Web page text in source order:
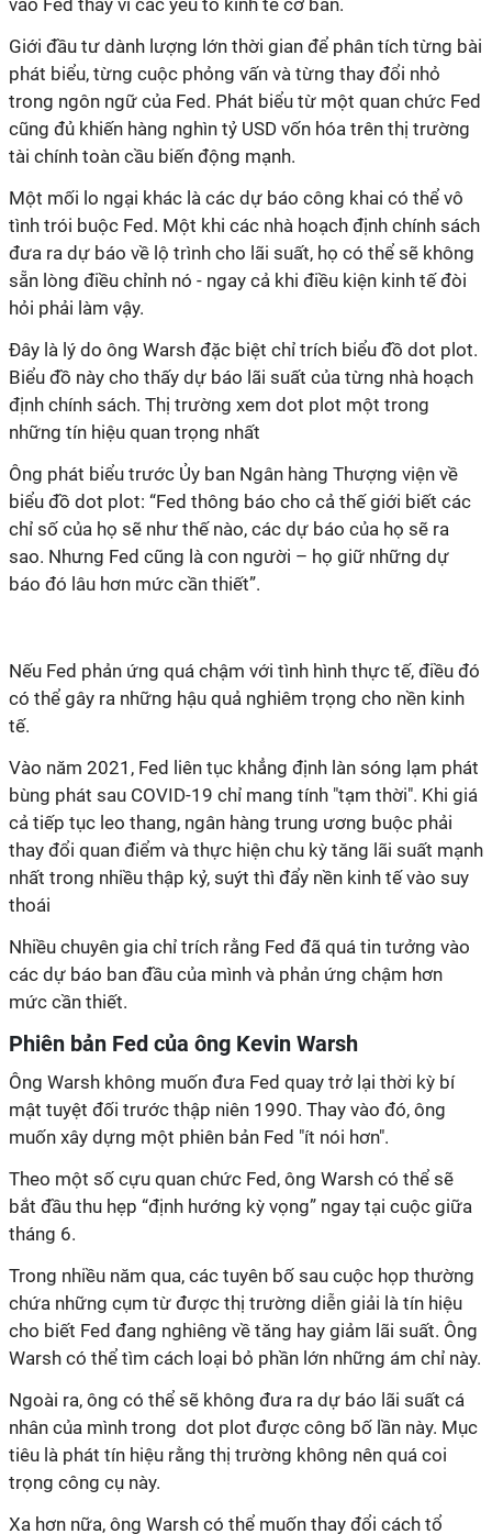
vào Fed thay vì các yếu tố kinh tế cơ bản.
Giới đầu tư dành lượng lớn thời gian để phân tích từng bài
phát biểu, từng cuộc phỏng vấn và từng thay đổi nhỏ
trong ngôn ngữ của Fed. Phát biểu từ một quan chức Fed
cũng đủ khiến hàng nghìn tỷ USD vốn hóa trên thị trường
tài chính toàn cầu biến động mạnh.
Một mối lo ngại khác là các dự báo công khai có thể vô
tình trói buộc Fed. Một khi các nhà hoạch định chính sách
đưa ra dự báo về lộ trình cho lãi suất, họ có thể sẽ không
sẵn lòng điều chỉnh nó - ngay cả khi điều kiện kinh tế đòi
hỏi phải làm vậy.
Đây là lý do ông Warsh đặc biệt chỉ trích biểu đồ dot plot.
Biểu đồ này cho thấy dự báo lãi suất của từng nhà hoạch
định chính sách. Thị trường xem dot plot một trong
những tín hiệu quan trọng nhất
Ông phát biểu trước Ủy ban Ngân hàng Thượng viện về
biểu đồ dot plot: “Fed thông báo cho cả thế giới biết các
chỉ số của họ sẽ như thế nào, các dự báo của họ sẽ ra
sao. Nhưng Fed cũng là con người – họ giữ những dự
báo đó lâu hơn mức cần thiết”.
Nếu Fed phản ứng quá chậm với tình hình thực tế, điều đó
có thể gây ra những hậu quả nghiêm trọng cho nền kinh
tế.
Vào năm 2021, Fed liên tục khẳng định làn sóng lạm phát
bùng phát sau COVID-19 chỉ mang tính "tạm thời". Khi giá
cả tiếp tục leo thang, ngân hàng trung ương buộc phải
thay đổi quan điểm và thực hiện chu kỳ tăng lãi suất mạnh
nhất trong nhiều thập kỷ, suýt thì đẩy nền kinh tế vào suy
thoái
Nhiều chuyên gia chỉ trích rằng Fed đã quá tin tưởng vào
các dự báo ban đầu của mình và phản ứng chậm hơn
mức cần thiết.
Phiên bản Fed của ông Kevin Warsh
Ông Warsh không muốn đưa Fed quay trở lại thời kỳ bí
mật tuyệt đối trước thập niên 1990. Thay vào đó, ông
muốn xây dựng một phiên bản Fed "ít nói hơn".
Theo một số cựu quan chức Fed, ông Warsh có thể sẽ
bắt đầu thu hẹp “định hướng kỳ vọng” ngay tại cuộc giữa
tháng 6.
Trong nhiều năm qua, các tuyên bố sau cuộc họp thường
chứa những cụm từ được thị trường diễn giải là tín hiệu
cho biết Fed đang nghiêng về tăng hay giảm lãi suất. Ông
Warsh có thể tìm cách loại bỏ phần lớn những ám chỉ này.
Ngoài ra, ông có thể sẽ không đưa ra dự báo lãi suất cá
nhân của mình trong dot plot được công bố lần này. Mục
tiêu là phát tín hiệu rằng thị trường không nên quá coi
trọng công cụ này.
Xa hơn nữa, ông Warsh có thể muốn thay đổi cách tổ